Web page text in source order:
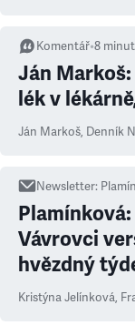
Komentář•8 minut
Ján
lék v
Ján Markoš, Denník N
Newsletter:
Vávrovci
hvězdný
Kristýna Jelínková,